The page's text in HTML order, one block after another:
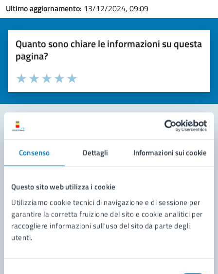
Consenso Dettagli Informazioni sui cookie
Questo sito web utilizza i cookie
Utilizziamo cookie tecnici di navigazione e di sessione per
garantire la corretta fruizione del sito e cookie analitici per
raccogliere informazioni sull'uso del sito da parte degli
utenti.
Ultimo aggiornamento: 13/12/2024, 09:09
Quanto sono chiare le informazioni su questa
pagina?
Valuta la chiarezza delle informazioni (da 1 a 5 stelle)
Seleziona il numero di stelle per valutare la chiarezza delle
Valuta 5 stelle su 5
Valuta 4 stelle su 5
Valuta 3 stelle su 5
Valuta 2 stelle su 5
Valuta 1 stelle su 5
Leggi le domande frequenti
Richiedi assistenza
Prenota appuntamento
Problemi in città